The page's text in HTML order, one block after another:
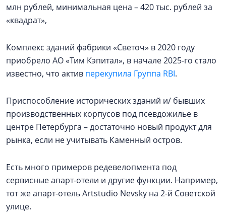
млн рублей, минимальная цена – 420 тыс. рублей за
«квадрат»,
Комплекс зданий фабрики «Светоч» в 2020 году
приобрело АО «Тим Кэпитал», в начале 2025-го стало
известно, что актив перекупила Группа RBI.
Приспособление исторических зданий и/ бывших
производственных корпусов под псевдожилье в
центре Петербурга – достаточно новый продукт для
рынка, если не учитывать Каменный остров.
Есть много примеров редевелопмента под
сервисные апарт-отели и другие функции. Например,
тот же апарт-отель Artstudio Nevsky на 2-й Советской
улице.